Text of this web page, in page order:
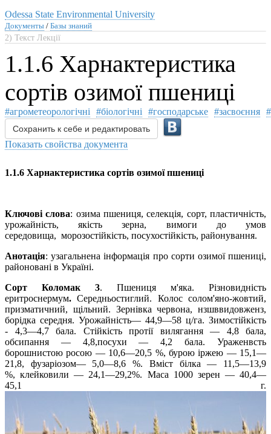
Odessa State Environmental University
Документы / Базы знаний
2) Текст Лекції
1.1.6 Харнактеристика
сортів озимої пшениці
#агрометеорологічні #біологічні #господарське #засвоєння
Сохранить к себе и редактировать
Показать свойства документа
1.1.6 Харнактеристика сортів озимої пшениці
Ключові слова: озима пшениця, селекція, сорт, пластичність,
урожайність, якість зерна, вимоги до умов
середовища, морозостійкість, посухостійкість, районування.
Анотація: узагальнена інформація про сорти озимої пшениці,
районовані в Україні.
Сорт Коломак 3.
Пшениця м'яка. Різновидність
еритроснермум.Середньостиглий. Колос солом'яно-жовтий,
призматичний, щільний. Зернівка червона, нзшввидовженз,
борідка середня. Урожайність— 44,9—58 ц/га. Зимостійкість
- 4,3—4,7 бала. Стійкість протії вилягання — 4,8 бала,
обсипання — 4,8,посухи — 4,2 бала. Ураженвсть
борошнистою росою — 10,6—20,5 %, бурою іржею — 15,1—
21,8, фузаріозом— 5,0—8,6 %. Вміст білка — 11,5—13,9
%, клейковили — 24,1—29,2%. Маса 1000 зерен — 40,4—
45,1 г.